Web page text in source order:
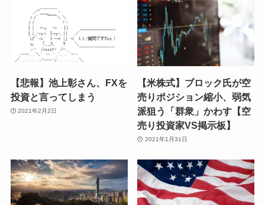
【悲報】池上彰さん、FXを
投資と言ってしまう
2021年2月2日
【米株式】ブロック氏が空
売りポジション縮小、弱気
派狙う「群衆」かわす【空
売り投資家VS掲示板】
2021年1月31日